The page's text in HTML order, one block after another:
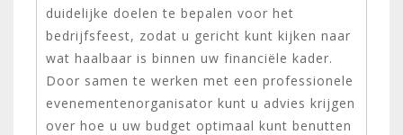
duidelijke doelen te bepalen voor het
bedrijfsfeest, zodat u gericht kunt kijken naar
wat haalbaar is binnen uw financiële kader.
Door samen te werken met een professionele
evenementenorganisator kunt u advies krijgen
over hoe u uw budget optimaal kunt benutten